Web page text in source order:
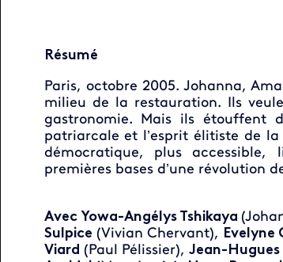
Résumé
Paris, octobre 2005. Johanna,
milieu de la restauration. Ils
gastronomie. Mais ils étouffent
patriarcale et l’esprit élitiste de la
démocratique, plus accessible,
premières bases d’une révolution
Avec Yowa-Angélys Tshikaya
Sulpice (Vivian Chervant), Evelyne
Viard (Paul Pélissier), Jean-Hugues